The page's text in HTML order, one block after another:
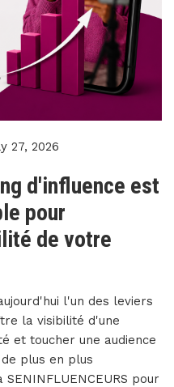
27, 2026
d'influence est
pour
de votre
l'un des leviers
la visibilité d'une
et toucher une audience
plus en plus
pour